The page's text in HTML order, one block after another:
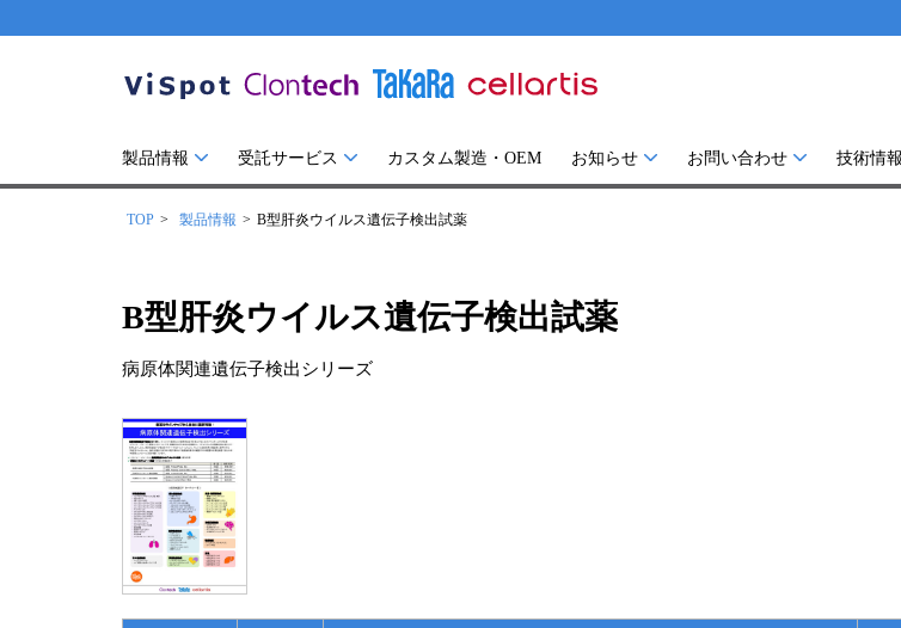
製品情報 受託サービス カスタム製造・OEM お知らせ お問い合わせ 技術情報
TOP 製品情報 B型肝炎ウイルス遺伝子検出試薬
B型肝炎ウイルス遺伝子検出試薬
病原体関連遺伝子検出シリーズ